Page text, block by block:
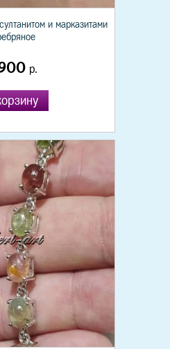
и марказитами
р.